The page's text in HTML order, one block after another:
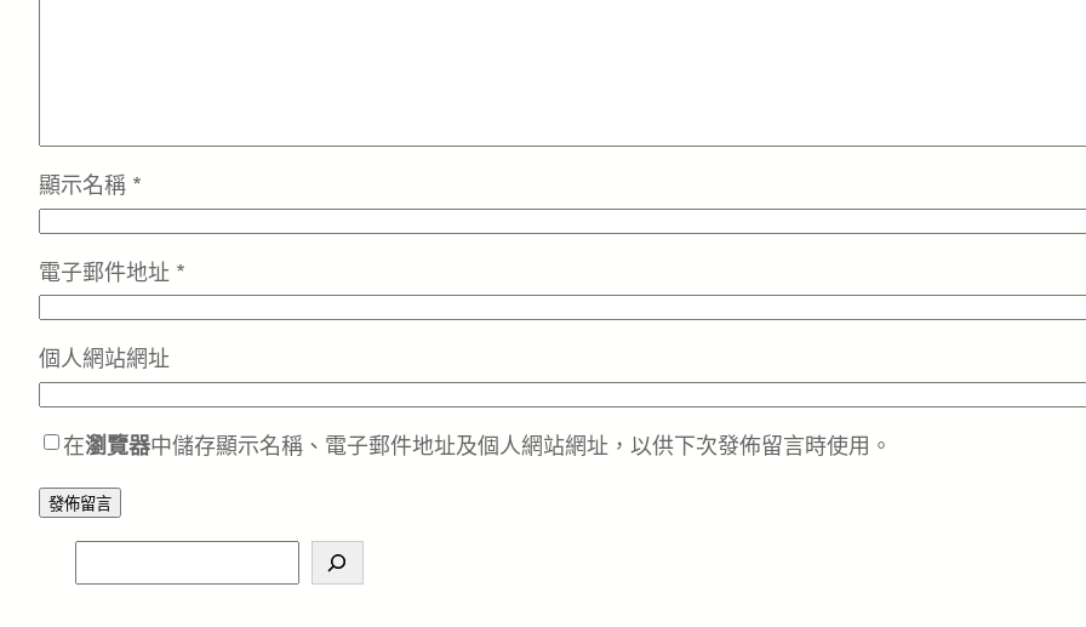
顯示名稱 *
電子郵件地址 *
個人網站網址
在瀏覽器中儲存顯示名稱、電子郵件地址及個人網站網址，以供下次發佈留言時使用。
e